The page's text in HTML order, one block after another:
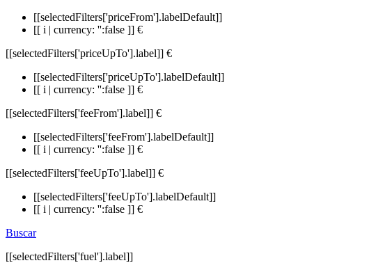
[[selectedFilters['priceFrom'].labelDefault]]
[[ i | currency: '':false ]] €
[[selectedFilters['priceUpTo'].label]] €
[[selectedFilters['priceUpTo'].labelDefault]]
[[ i | currency: '':false ]] €
[[selectedFilters['feeFrom'].label]] €
[[selectedFilters['feeFrom'].labelDefault]]
[[ i | currency: '':false ]] €
[[selectedFilters['feeUpTo'].label]] €
[[selectedFilters['feeUpTo'].labelDefault]]
[[ i | currency: '':false ]] €
Buscar
[[selectedFilters['fuel'].label]]